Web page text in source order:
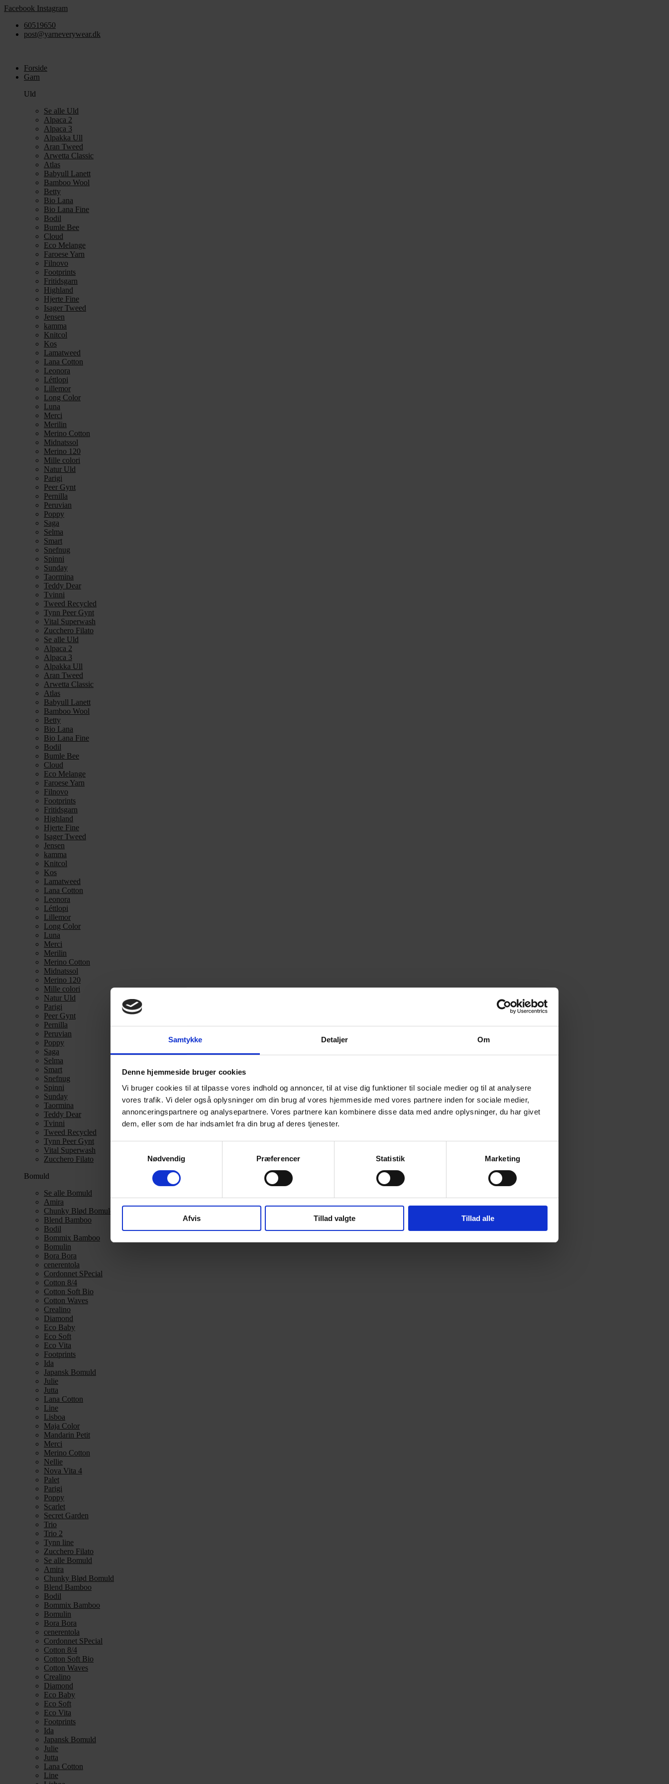
Samtykke Detaljer Om
Denne hjemmeside bruger cookies
Vi bruger cookies til at tilpasse vores indhold og annoncer, til at vise dig funktioner til sociale medier og til at analysere
vores trafik. Vi deler også oplysninger om din brug af vores hjemmeside med vores partnere inden for sociale medier,
annonceringspartnere og analysepartnere. Vores partnere kan kombinere disse data med andre oplysninger, du har givet
dem, eller som de har indsamlet fra din brug af deres tjenester.
Nødvendig
Præferencer Statistik Marketing
Afvis Tillad valgte Tillad alle
Videre
indhold
Facebook Instagram
60519650
post@yarneverywear.dk
Forside
Garn
Uld
Se alle Uld
Alpaca 2
Alpaca 3
Alpakka Ull
Aran Tweed
Arwetta Classic
Atlas
Babyull Lanett
Bamboo Wool
Betty
Bio Lana
Bio Lana Fine
Bodil
Bumle Bee
Cloud
Eco Melange
Faroese Yarn
Filnovo
Footprints
Fritidsgarn
Highland
Hjerte Fine
Isager Tweed
Jensen
kamma
Knitcol
Kos
Lamatweed
Lana Cotton
Leonora
Léttlopi
Lillemor
Long Color
Luna
Merci
Merilin
Merino Cotton
Midnatssol
Merino 120
Mille colori
Natur Uld
Parigi
Peer Gynt
Pernilla
Peruvian
Poppy
Saga
Selma
Smart
Snefnug
Spinni
Sunday
Taormina
Teddy Dear
Tvinni
Tweed Recycled
Tynn Peer Gynt
Vital Superwash
Zucchero Filato
Se alle Uld
Alpaca 2
Alpaca 3
Alpakka Ull
Aran Tweed
Arwetta Classic
Atlas
Babyull Lanett
Bamboo Wool
Betty
Bio Lana
Bio Lana Fine
Bodil
Bumle Bee
Cloud
Eco Melange
Faroese Yarn
Filnovo
Footprints
Fritidsgarn
Highland
Hjerte Fine
Isager Tweed
Jensen
kamma
Knitcol
Kos
Lamatweed
Lana Cotton
Leonora
Léttlopi
Lillemor
Long Color
Luna
Merci
Merilin
Merino Cotton
Midnatssol
Merino 120
Mille colori
Natur Uld
Parigi
Peer Gynt
Pernilla
Peruvian
Poppy
Saga
Selma
Smart
Snefnug
Spinni
Sunday
Taormina
Teddy Dear
Tvinni
Tweed Recycled
Tynn Peer Gynt
Vital Superwash
Zucchero Filato
Bomuld
Se alle Bomuld
Amira
Chunky Blød Bomuld
Blend Bamboo
Bodil
Bommix Bamboo
Bomulin
Bora Bora
cenerentola
Cordonnet SPecial
Cotton 8/4
Cotton Soft Bio
Cotton Waves
Crealino
Diamond
Eco Baby
Eco Soft
Eco Vita
Footprints
Ida
Japansk Bomuld
Julie
Jutta
Lana Cotton
Line
Lisboa
Maja Color
Mandarin Petit
Merci
Merino Cotton
Nellie
Nova Vita 4
Palet
Parigi
Poppy
Scarlet
Secret Garden
Trio
Trio 2
Tynn line
Zucchero Filato
Se alle Bomuld
Amira
Chunky Blød Bomuld
Blend Bamboo
Bodil
Bommix Bamboo
Bomulin
Bora Bora
cenerentola
Cordonnet SPecial
Cotton 8/4
Cotton Soft Bio
Cotton Waves
Crealino
Diamond
Eco Baby
Eco Soft
Eco Vita
Footprints
Ida
Japansk Bomuld
Julie
Jutta
Lana Cotton
Line